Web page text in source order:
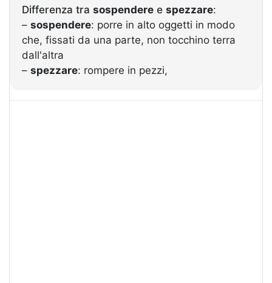
Differenza tra sospendere e spezzare:
– sospendere: porre in alto oggetti in modo
che, fissati da una parte, non tocchino terra
dall'altra
– spezzare: rompere in pezzi,